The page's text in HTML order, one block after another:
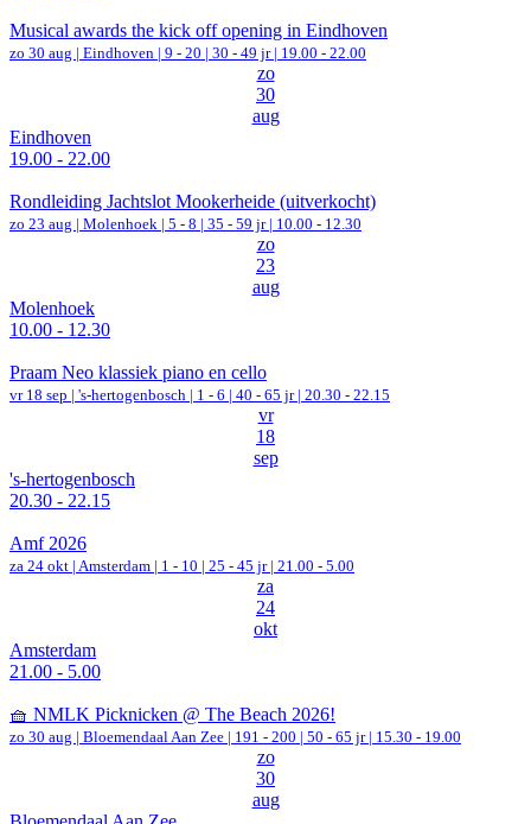
Musical awards the kick off opening in Eindhoven
zo 30 aug | Eindhoven | 9 - 20 | 30 - 49 jr | 19.00 - 22.00
zo
30
aug
Eindhoven
19.00 - 22.00
Rondleiding Jachtslot Mookerheide (uitverkocht)
zo 23 aug | Molenhoek | 5 - 8 | 35 - 59 jr | 10.00 - 12.30
zo
23
aug
Molenhoek
10.00 - 12.30
Praam Neo klassiek piano en cello
vr 18 sep | 's-hertogenbosch | 1 - 6 | 40 - 65 jr | 20.30 - 22.15
vr
18
sep
's-hertogenbosch
20.30 - 22.15
Amf 2026
za 24 okt | Amsterdam | 1 - 10 | 25 - 45 jr | 21.00 - 5.00
za
24
okt
Amsterdam
21.00 - 5.00
🧺 NMLK Picknicken @ The Beach 2026!
zo 30 aug | Bloemendaal Aan Zee | 191 - 200 | 50 - 65 jr | 15.30 - 19.00
zo
30
aug